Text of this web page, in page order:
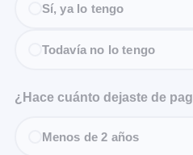
Sí, ya lo tengo
Todavía no lo tengo
¿Hace cuánto dejaste de
Menos de 2 años